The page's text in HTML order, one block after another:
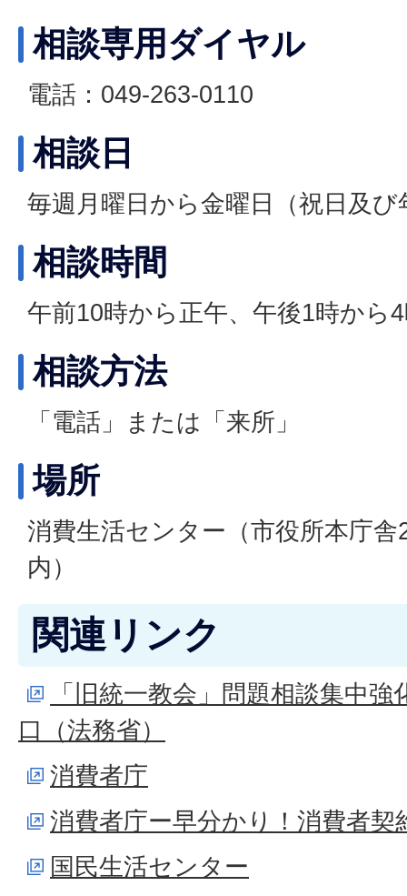
相談専用ダイヤル
電話：049-263-0110
相談日
毎週月曜日から金曜日（祝日及
相談時間
午前10時から正午、午後1時から
相談方法
「電話」または「来所」
場所
消費生活センター（市役所本庁
内）
関連リンク
「旧統一教会」問題相談集中
口（法務省）
消費者庁
消費者庁ー早分かり！消費者契
国民生活センター